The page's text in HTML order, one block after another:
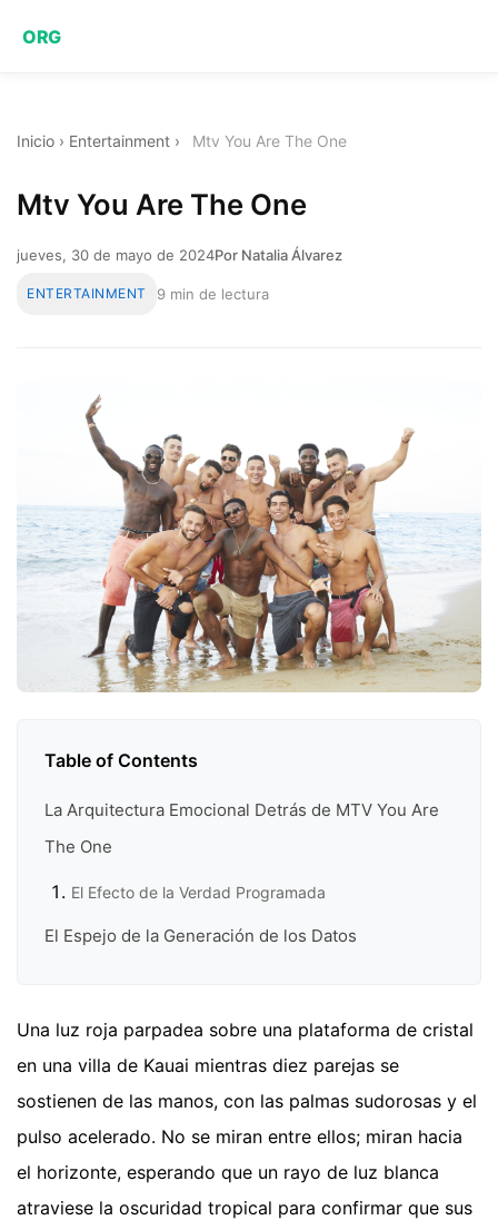
ORG
Inicio › Entertainment › Mtv You Are The One
Mtv You Are The One
jueves, 30 de mayo de 2024Por Natalia Álvarez
ENTERTAINMENT 9 min de lectura
Table of Contents
La Arquitectura Emocional Detrás de MTV You Are
The One
El Efecto de la Verdad Programada
El Espejo de la Generación de los Datos
Una luz roja parpadea sobre una plataforma de cristal
en una villa de Kauai mientras diez parejas se
sostienen de las manos, con las palmas sudorosas y el
pulso acelerado. No se miran entre ellos; miran hacia
el horizonte, esperando que un rayo de luz blanca
atraviese la oscuridad tropical para confirmar que sus